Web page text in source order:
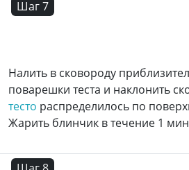
Шаг 7
Налить в сковороду
поварешки теста и наклонить
тесто распределилось по
Жарить блинчик в течение 1